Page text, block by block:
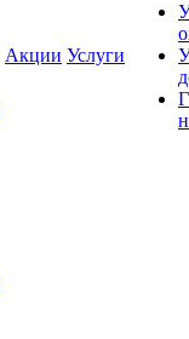
Акции Услуги